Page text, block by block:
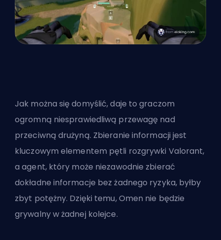
Jak można się domyślić, daje to graczom
ogromną niesprawiedliwą przewagę nad
przeciwną drużyną. Zbieranie informacji jest
kluczowym elementem pętli rozgrywki Valorant,
a agent, który może niezawodnie zbierać
dokładne informacje bez żadnego ryzyka, byłby
zbyt potężny. Dzięki temu, Omen nie będzie
grywalny w żadnej kolejce.